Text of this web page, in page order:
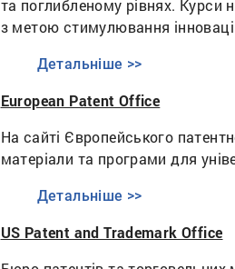
та поглибленому рівнях. Курси
з метою стимулювання
Детальніше >>
European Patent Office
На сайті Європейського
матеріали та програми для
Детальніше >>
US Patent and Trademark Office